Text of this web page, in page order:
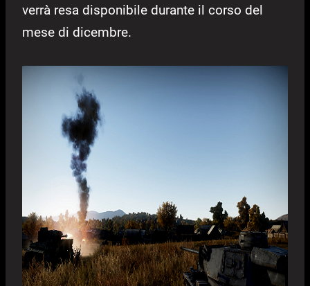
verrà resa disponibile durante il corso del
mese di dicembre.